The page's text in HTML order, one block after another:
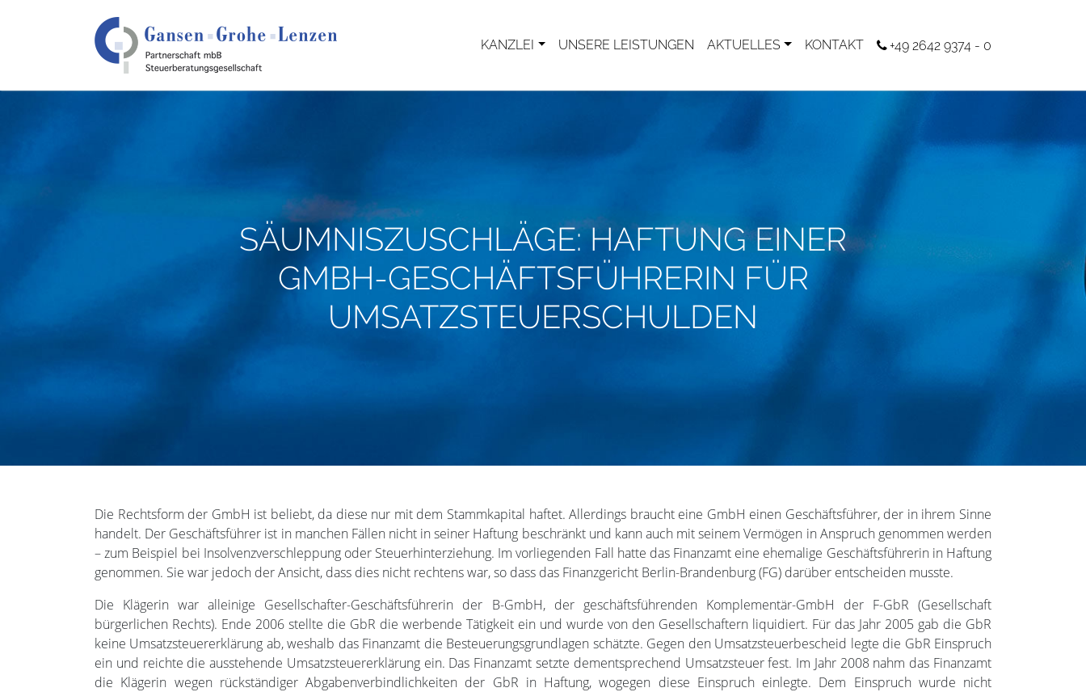
KANZLEI UNSERE LEISTUNGEN AKTUELLES KONTAKT +49 2642 9374 - 0
SÄUMNISZUSCHLÄGE: HAFTUNG EINER
GMBH-GESCHÄFTSFÜHRERIN FÜR
UMSATZSTEUERSCHULDEN
Die Rechtsform der GmbH ist beliebt, da diese nur mit dem Stammkapital haftet. Allerdings braucht eine GmbH einen Geschäftsführer, der in ihrem Sinne
handelt. Der Geschäftsführer ist in manchen Fällen nicht in seiner Haftung beschränkt und kann auch mit seinem Vermögen in Anspruch genommen werden
– zum Beispiel bei Insolvenzverschleppung oder Steuerhinterziehung. Im vorliegenden Fall hatte das Finanzamt eine ehemalige Geschäftsführerin in Haftung
genommen. Sie war jedoch der Ansicht, dass dies nicht rechtens war, so dass das Finanzgericht Berlin-Brandenburg (FG) darüber entscheiden musste.
Die Klägerin war alleinige Gesellschafter-Geschäftsführerin der B-GmbH, der geschäftsführenden Komplementär-GmbH der F-GbR (Gesellschaft
bürgerlichen Rechts). Ende 2006 stellte die GbR die werbende Tätigkeit ein und wurde von den Gesellschaftern liquidiert. Für das Jahr 2005 gab die GbR
keine Umsatzsteuererklärung ab, weshalb das Finanzamt die Besteuerungsgrundlagen schätzte. Gegen den Umsatzsteuerbescheid legte die GbR Einspruch
ein und reichte die ausstehende Umsatzsteuererklärung ein. Das Finanzamt setzte dementsprechend Umsatzsteuer fest. Im Jahr 2008 nahm das Finanzamt
die Klägerin wegen rückständiger Abgabenverbindlichkeiten der GbR in Haftung, wogegen diese Einspruch einlegte. Dem Einspruch wurde nicht